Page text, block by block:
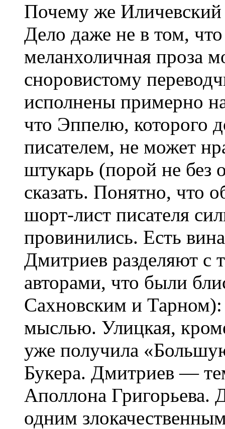
Почему же Иличевский
Дело даже не в том,
меланхоличная проза
сноровистому
исполнены примерно
что Эппелю, которого
писателем, не может
штукарь (порой не без
сказать. Понятно, что
шорт-лист писателя
провинились. Есть
Дмитриев разделяют
авторами, что были
Сахновским и
мыслью. Улицкая,
уже получила
Букера. Дмитриев —
Аполлона Григорьева.
одним